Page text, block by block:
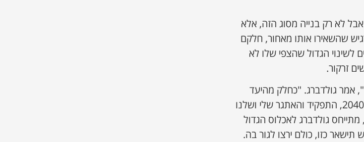
לא רק בנייה מסוג הזה, אלא
שהשאירו אותו מאחור, חלקם
לשינוי הגדול שהצפי שלו לא
זרקור.
אמר גולדברג. "כחלק מהיעד
הממשלתי ובהתאם לתוכנית מדינת ישראל לשנת 2040, התפקיד והאתגר שלי ושלנו
גולדברג לאכלוס הגדול
כזו, כולם ירצו לגור בה.